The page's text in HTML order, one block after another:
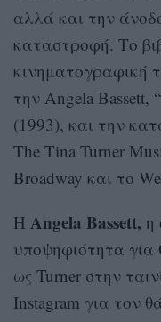
αλλά και την
καταστροφή. Το
κινηματογραφική
την Angela Bassett,
(1993), και την
The Tina Turner
Broadway και το
Η Angela Bassett, η
υποψηφιότητα για
ως Turner στην
Instagram για τον